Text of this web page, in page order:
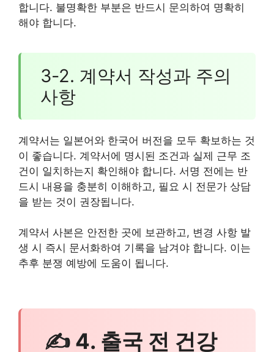
합니다. 불명확한 부분은 반드시 문의하여 명확히
해야 합니다.
3-2. 계약서 작성과 주의
사항
계약서는 일본어와 한국어 버전을 모두 확보하는 것
이 좋습니다. 계약서에 명시된 조건과 실제 근무 조
건이 일치하는지 확인해야 합니다. 서명 전에는 반
드시 내용을 충분히 이해하고, 필요 시 전문가 상담
을 받는 것이 권장됩니다.
계약서 사본은 안전한 곳에 보관하고, 변경 사항 발
생 시 즉시 문서화하여 기록을 남겨야 합니다. 이는
추후 분쟁 예방에 도움이 됩니다.
✍ 4. 출국 전 건강